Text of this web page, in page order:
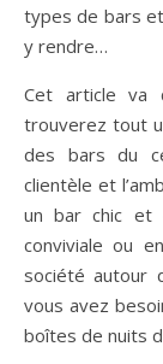
types de bars
y rendre…
Cet article va
trouverez tout
des bars du
clientèle et
un bar chic et
conviviale ou
société autour
vous avez
boîtes de nuits